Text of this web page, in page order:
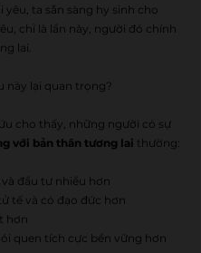
yêu, ta sẵn sàng hy sinh cho
chỉ là lần này, người đó chính
lai.
này lại quan trọng?
cho thấy, những người có sự
với bản thân tương lai thường:
và đầu tư nhiều hơn
tế và có đạo đức hơn
hơn
quen tích cực bền vững hơn